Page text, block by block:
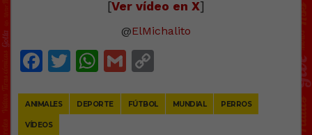
[Ver vídeo en X]
@ElMichalito
Facebook
Twitter
WhatsApp
Gmail
ANIMALES DEPORTE FÚTBOL MUNDIAL PERROS
VÍDEOS